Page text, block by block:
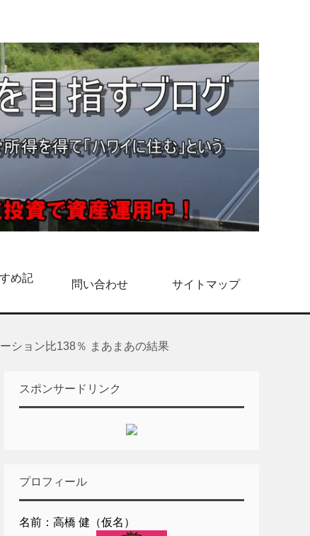
め記
問い合わせ サイトマップ
ション比138％ まあまあの結果
スポンサードリンク
プロフィール
名前：高橋 健（仮名）